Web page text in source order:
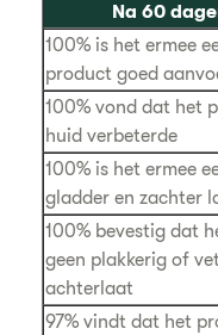
Na 60
100% is het ermee
product goed
100% vond dat het
huid verbeterde
100% is het ermee
gladder en zachter
100% bevestig dat
geen plakkerig of
achterlaat
97% vindt dat het